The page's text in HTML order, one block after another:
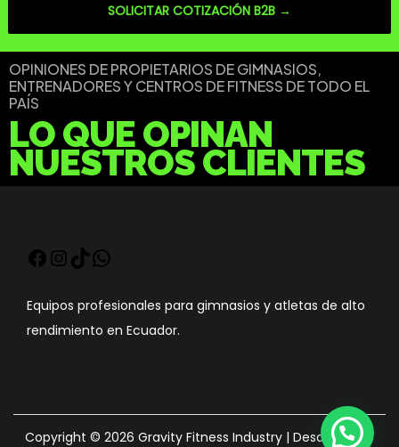
SOLICITAR COTIZACIÓN B2B →
OPINIONES DE PROPIETARIOS DE GIMNASIOS,
ENTRENADORES Y CENTROS DE FITNESS DE TODO EL
PAÍS
LO QUE OPINAN
NUESTROS CLIENTES
Equipos profesionales para gimnasios y atletas de alto
rendimiento en Ecuador.
Copyright © 2026 Gravity Fitness Industry | Desarrollo de